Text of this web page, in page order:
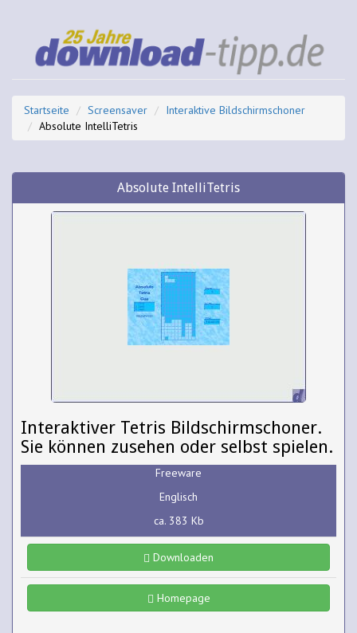
Startseite Screensaver
Interaktive Bildschirmschoner
Absolute IntelliTetris
Absolute IntelliTetris
Interaktiver Tetris Bildschirmschoner.
Sie können zusehen oder selbst spielen.
Freeware
Englisch
ca. 383 Kb
Downloaden
Homepage